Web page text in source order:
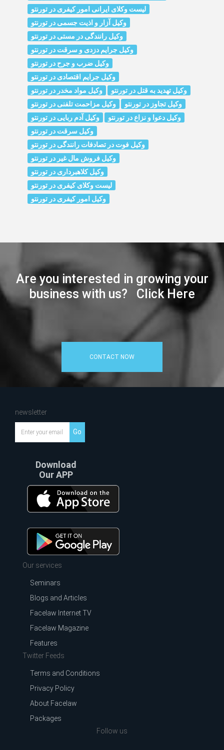
لیست وکلای ایرانی امور کیفری در تورنتو
وکیل آزار و اذیت جسمی در تورنتو
وکیل رانندگی در مستی در تورنتو
وکیل جرایم دزدی و سرقت در تورنتو
وکیل ضرب و جرح در تورنتو
وکیل جرایم اقتصادی در تورنتو
وکیل مواد مخدر در تورنتو
وکیل تهدید به قتل در تورنتو
وکیل مزاحمت تلفنی در تورنتو
وکیل تجاوز در تورنتو
وکیل آدم ربایی در تورنتو
وکیل دعوا و نزاع در تورنتو
وکیل سرقت در تورنتو
وکیل فوت در تصادفات رانندگی در تورنتو
وکیل فروش مال غیر در تورنتو
وکیل کلاهبرداری در تورنتو
لیست وکلای کیفری در تورنتو
وکیل امور کیفری در تورنتو
Are you interested in growing your
business with us? Click Here
CONTACT NOW
newsletter
Go
Download
Our APP
Our services
Seminars
Blogs and Articles
Facelaw Internet TV
Facelaw Magazine
Features
Twitter Feeds
Terms and Conditions
Privacy Policy
About Facelaw
Packages
Follow us